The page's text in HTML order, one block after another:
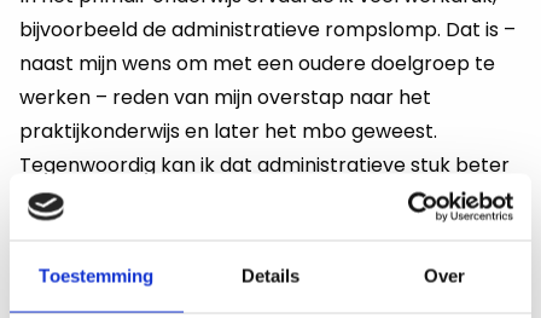
Toestemming Details Over
bijvoorbeeld de administratieve rompslomp. Dat is –
naast mijn wens om met een oudere doelgroep te
werken – reden van mijn overstap naar het
praktijkonderwijs en later het mbo geweest.
Tegenwoordig kan ik dat administratieve stuk beter
waarderen. Ik heb eigenlijk heel afwisselend werk. Ik
studenten en het andere moment zit ik tussen